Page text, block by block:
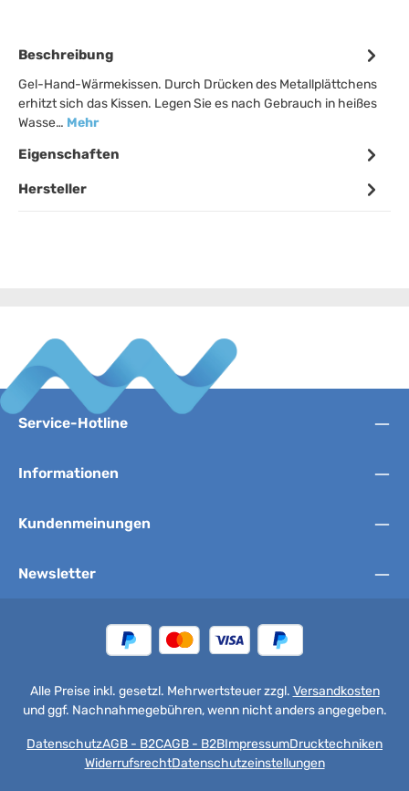
Beschreibung
Gel-Hand-Wärmekissen. Durch Drücken des Metallplättchens
erhitzt sich das Kissen. Legen Sie es nach Gebrauch in heißes
Wasse… Mehr
Eigenschaften
Hersteller
Service-Hotline
Informationen
Kundenmeinungen
Newsletter
Alle Preise inkl. gesetzl. Mehrwertsteuer zzgl. Versandkosten
und ggf. Nachnahmegebühren, wenn nicht anders angegeben.
DatenschutzAGB - B2CAGB - B2BImpressumDrucktechniken
WiderrufsrechtDatenschutzeinstellungen